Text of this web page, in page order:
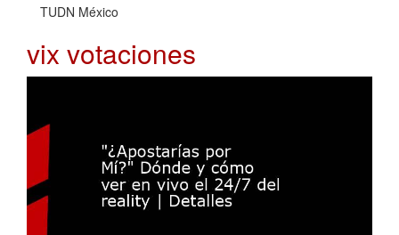
TUDN México
vix votaciones